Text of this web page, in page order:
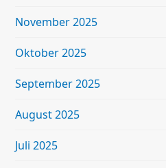
November 2025
Oktober 2025
September 2025
August 2025
Juli 2025